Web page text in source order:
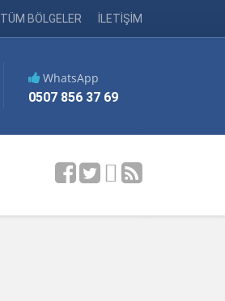
TÜM BÖLGELER İLETİŞİM
WhatsApp
0507 856 37 69